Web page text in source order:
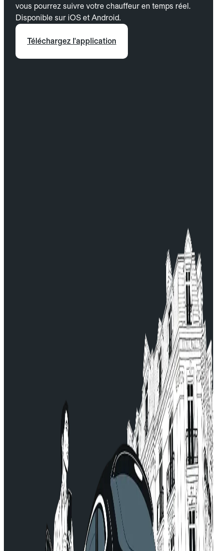
vous pourrez suivre votre chauffeur en temps réel.
Disponible sur iOS et Android.
Téléchargez l'application